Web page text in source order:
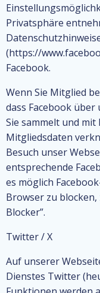
Privatsphäre
(https://
Facebook.
Wenn Sie Mitglied
dass Facebook
Sie sammelt und
Mitgliedsdaten
Besuch unser
entsprechende
es möglich
Browser zu blocken,
Blocker”.
Twitter / X
Auf unserer
Dienstes Twitter